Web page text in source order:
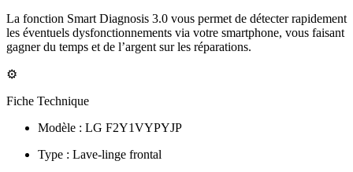
La fonction Smart Diagnosis 3.0 vous permet de détecter rapidement
les éventuels dysfonctionnements via votre smartphone, vous faisant
gagner du temps et de l’argent sur les réparations.
⚙️
Fiche Technique
Modèle : LG F2Y1VYPYJP
Type : Lave-linge frontal